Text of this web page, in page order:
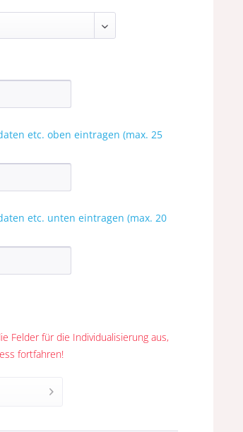
etc. oben eintragen (max. 25
etc. unten eintragen (max. 20
Felder für die Individualisierung aus,
fortfahren!